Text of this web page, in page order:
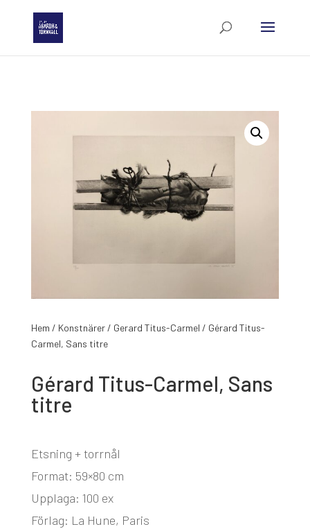
Hem / Konstnärer/ Gerard Titus-Carmel / Gérard Titus-
Carmel, Sans titre
Gérard Titus-Carmel, Sans
titre
Etsning + torrnål
Format: 59×80 cm
Upplaga: 100 ex
Förlag: La Hune, Paris